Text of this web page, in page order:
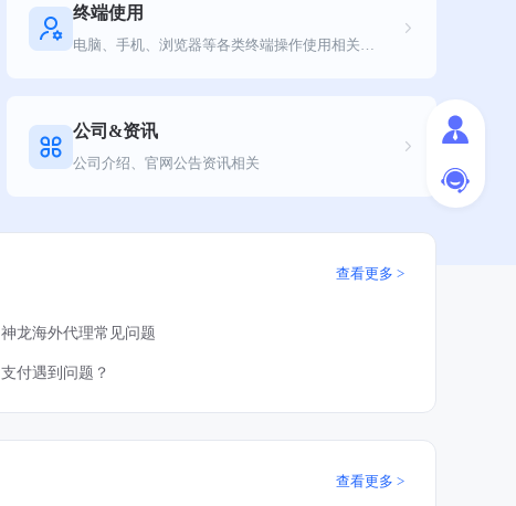
终端使用
电脑、手机、浏览器等各类终端操作使用相关教程
公司&资讯
公司介绍、官网公告资讯相关
查看更多
神龙海外代理常见问题
支付遇到问题？
查看更多